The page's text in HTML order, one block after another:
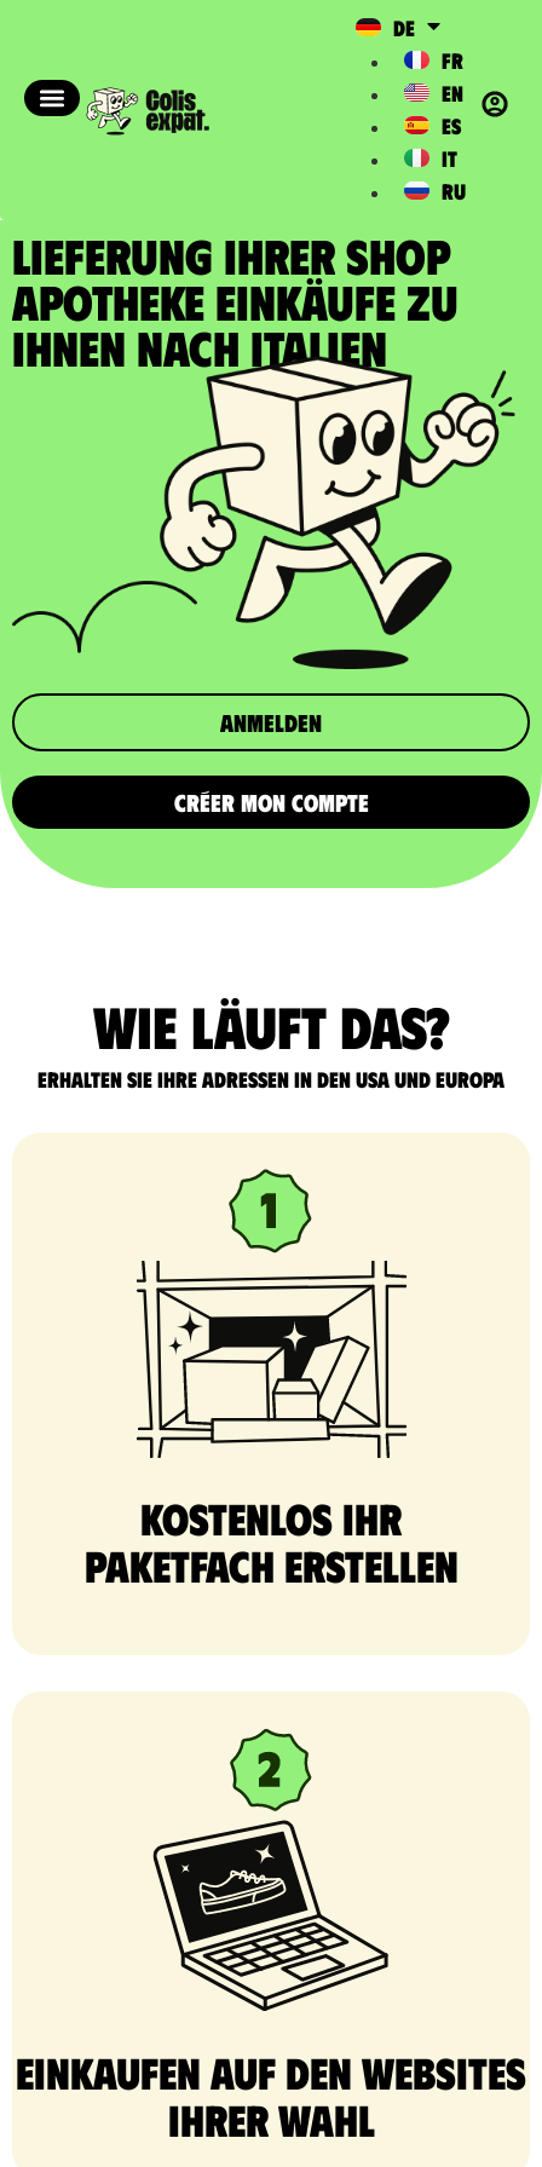
DE
FR
EN
ES
IT
RU
LIEFERUNG IHRER SHOP
APOTHEKE EINKÄUFE zu
Ihnen nach Italien
Anmelden
CRÉER MON COMPTE
Wie läuft das?
Erhalten Sie Ihre Adressen in den USA und Europa
Kostenlos Ihr
Paketfach erstellen
Einkaufen auf den Websites
Ihrer Wahl